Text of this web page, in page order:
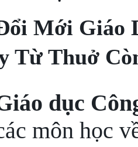
Mới Giáo
Từ Thuở
dục
môn học